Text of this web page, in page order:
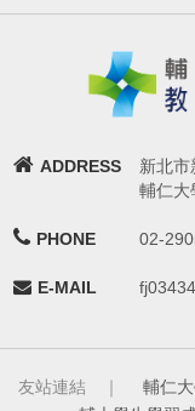
ADDRESS
新北
輔仁大
PHONE 02-
E-MAIL
友站連結 ｜ 輔仁